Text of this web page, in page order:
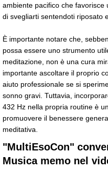
ambiente pacifico che
di svegliarti sentendoti riposato
È importante notare che,
possa essere uno strumento
meditazione, non è una cura
importante ascoltare il proprio
aiuto professionale se si
sonno gravi. Tuttavia,
432 Hz nella propria routine è
promuovere il benessere
meditativa.
"MultiEsoCon"
Musica memo nel